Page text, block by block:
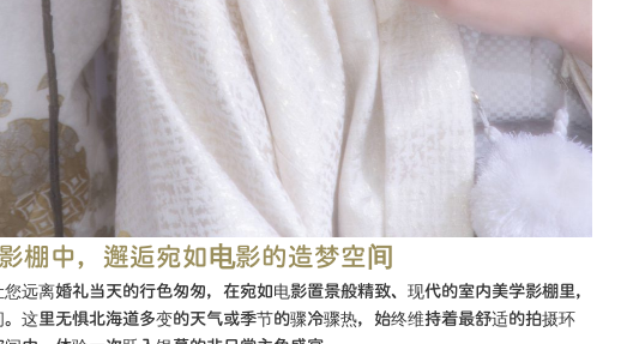
棚中，邂逅宛如电影的造梦空间
远离婚礼当天的行色匆匆，在宛如电影置景般精致、现代的室内美学影棚里，
这里无惧北海道多变的天气或季节的骤冷骤热，始终维持着最舒适的拍摄环